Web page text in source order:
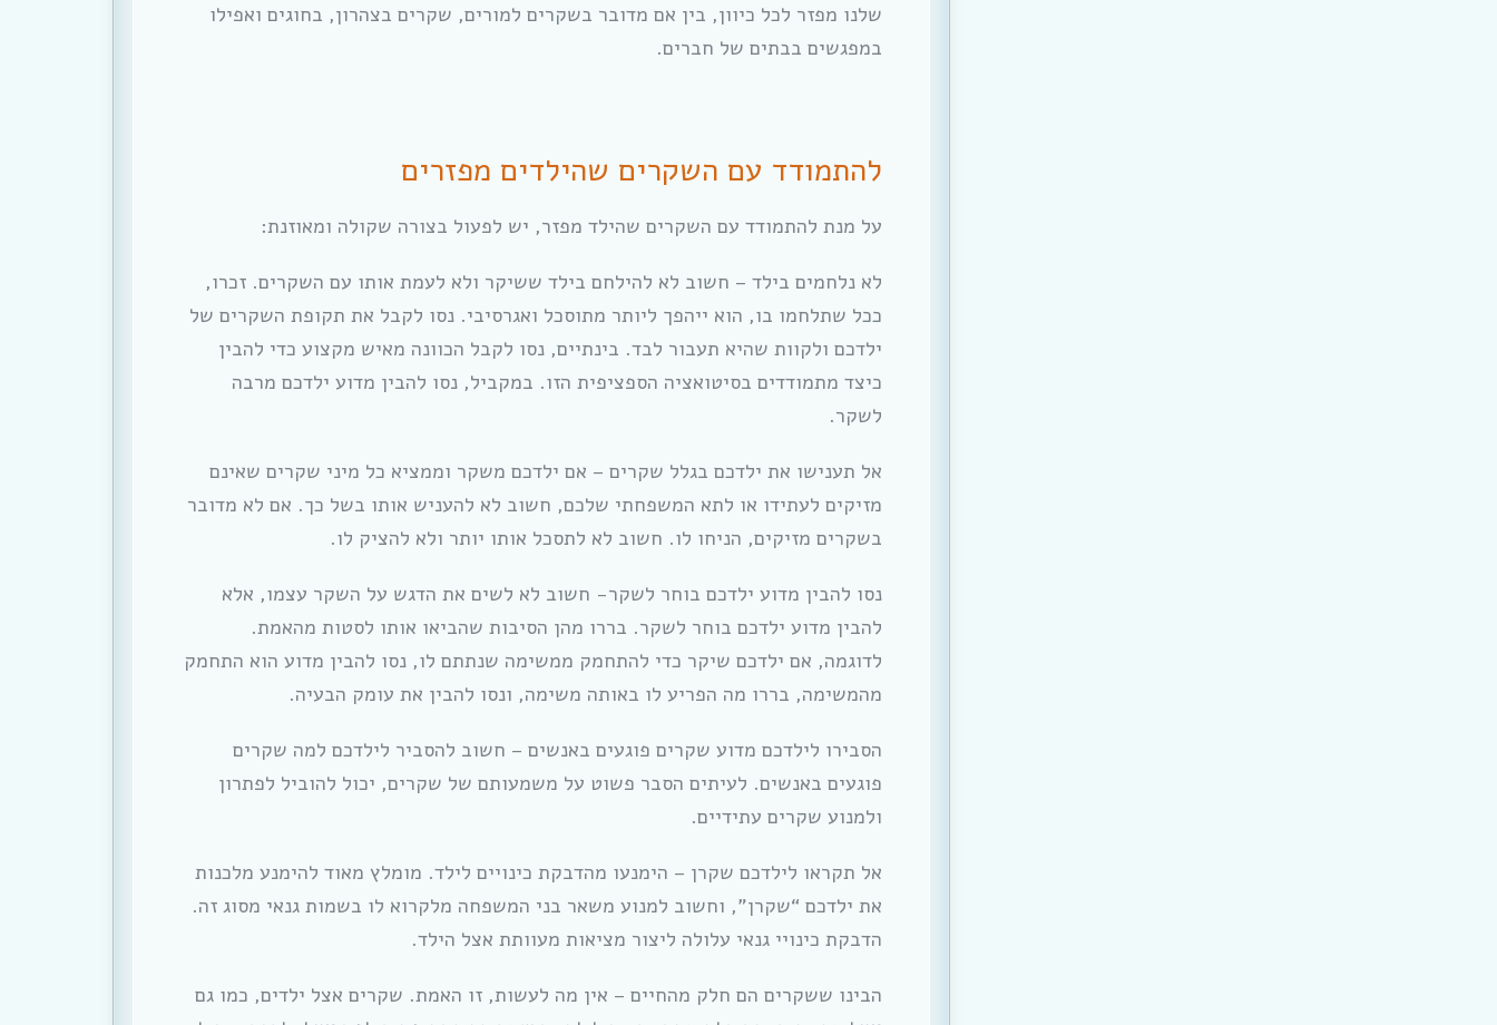
שלנו מפזר לכל כיוון, בין אם מדובר בשקרים למורים, שקרים בצהרון, בחוגים ואפילו
במפגשים בבתים של חברים.
להתמודד עם השקרים שהילדים מפזרים
על מנת להתמודד עם השקרים שהילד מפזר, יש לפעול בצורה שקולה ומאוזנת:
לא נלחמים בילד – חשוב לא להילחם בילד ששיקר ולא לעמת אותו עם השקרים. זכרו,
ככל שתלחמו בו, הוא ייהפך ליותר מתוסכל ואגרסיבי. נסו לקבל את תקופת השקרים של
ילדכם ולקוות שהיא תעבור לבד. בינתיים, נסו לקבל הכוונה מאיש מקצוע כדי להבין
כיצד מתמודדים בסיטואציה הספציפית הזו. במקביל, נסו להבין מדוע ילדכם מרבה
לשקר.
אל תענישו את ילדכם בגלל שקרים – אם ילדכם משקר וממציא כל מיני שקרים שאינם
מזיקים לעתידו או לתא המשפחתי שלכם, חשוב לא להעניש אותו בשל כך. אם לא מדובר
בשקרים מזיקים, הניחו לו. חשוב לא לתסכל אותו יותר ולא להציק לו.
נסו להבין מדוע ילדכם בוחר לשקר- חשוב לא לשים את הדגש על השקר עצמו, אלא
להבין מדוע ילדכם בוחר לשקר. בררו מהן הסיבות שהביאו אותו לסטות מהאמת.
לדוגמה, אם ילדכם שיקר כדי להתחמק ממשימה שנתתם לו, נסו להבין מדוע הוא התחמק
מהמשימה, בררו מה הפריע לו באותה משימה, ונסו להבין את עומק הבעיה.
הסבירו לילדכם מדוע שקרים פוגעים באנשים – חשוב להסביר לילדכם למה שקרים
פוגעים באנשים. לעיתים הסבר פשוט על משמעותם של שקרים, יכול להוביל לפתרון
ולמנוע שקרים עתידיים.
אל תקראו לילדכם שקרן – הימנעו מהדבקת כינויים לילד. מומלץ מאוד להימנע מלכנות
את ילדכם “שקרן”, וחשוב למנוע משאר בני המשפחה מלקרוא לו בשמות גנאי מסוג זה.
הדבקת כינויי גנאי עלולה ליצור מציאות מעוותת אצל הילד.
הבינו ששקרים הם חלק מהחיים – אין מה לעשות, זו האמת. שקרים אצל ילדים, כמו גם